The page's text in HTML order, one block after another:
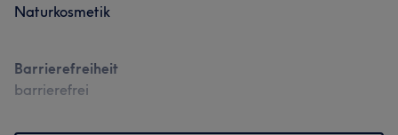
Naturkosmetik
Barrierefreiheit
barrierefrei